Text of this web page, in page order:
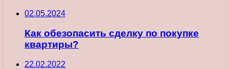
02.05.2024
Как обезопасить сделку по покупке
квартиры?
22.02.2022